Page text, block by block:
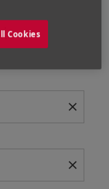
a
close
close
(origine e/o
Cookies